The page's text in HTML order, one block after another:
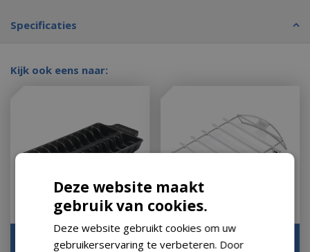
Specificaties
Kijk ook eens naar:
Gietijzeren Garnalen
Weber® Spiesenset en
Deze website maakt
gebruik van cookies.
Deze website gebruikt cookies om uw
gebruikerservaring te verbeteren. Door